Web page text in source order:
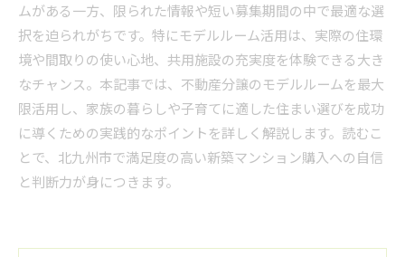
ムがある一方、限られた情報や短い募集期間の中で最適な選
択を迫られがちです。特にモデルルーム活用は、実際の住環
境や間取りの使い心地、共用施設の充実度を体験できる大き
なチャンス。本記事では、不動産分譲のモデルルームを最大
限活用し、家族の暮らしや子育てに適した住まい選びを成功
に導くための実践的なポイントを詳しく解説します。読むこ
とで、北九州市で満足度の高い新築マンション購入への自信
と判断力が身につきます。